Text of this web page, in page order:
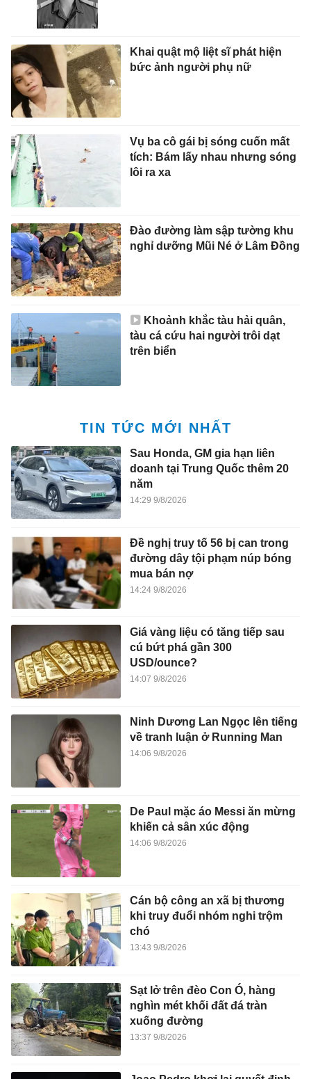
Khai quật mộ liệt sĩ phát hiện
bức ảnh người phụ nữ
Vụ ba cô gái bị sóng cuốn mất
tích: Bám lấy nhau nhưng sóng
lôi ra xa
Đào đường làm sập tường khu
nghỉ dưỡng Mũi Né ở Lâm Đồng
Khoảnh khắc tàu hải quân,
tàu cá cứu hai người trôi dạt
trên biển
TIN TỨC MỚI NHẤT
Sau Honda, GM gia hạn liên
doanh tại Trung Quốc thêm 20
năm
14:29 9/8/2026
Đề nghị truy tố 56 bị can trong
đường dây tội phạm núp bóng
mua bán nợ
14:24 9/8/2026
Giá vàng liệu có tăng tiếp sau
cú bứt phá gần 300
USD/ounce?
14:07 9/8/2026
Ninh Dương Lan Ngọc lên tiếng
về tranh luận ở Running Man
14:06 9/8/2026
De Paul mặc áo Messi ăn mừng
khiến cả sân xúc động
14:06 9/8/2026
Cán bộ công an xã bị thương
khi truy đuổi nhóm nghi trộm
chó
13:43 9/8/2026
Sạt lở trên đèo Con Ó, hàng
nghìn mét khối đất đá tràn
xuống đường
13:37 9/8/2026